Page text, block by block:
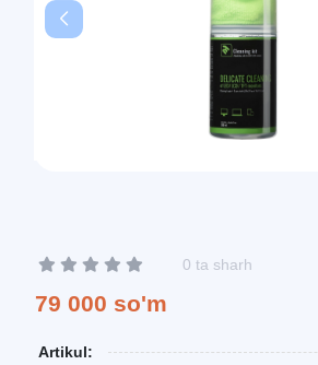
0 ta sharh
79 000 so'm
Artikul: